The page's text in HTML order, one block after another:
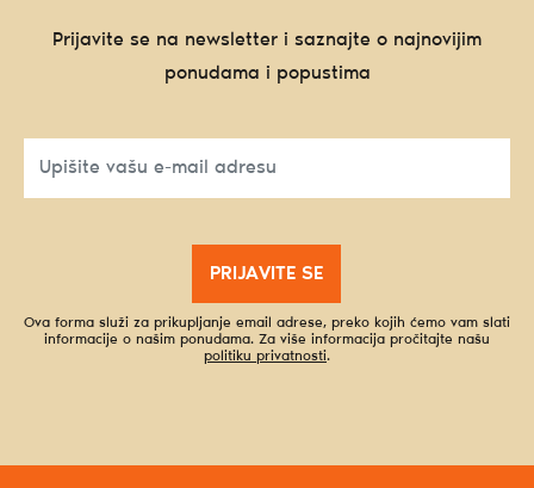
Prijavite se na newsletter i saznajte o najnovijim
ponudama i popustima
PRIJAVITE SE
Ova forma služi za prikupljanje email adrese, preko kojih ćemo vam slati
informacije o našim ponudama. Za više informacija pročitajte našu
politiku privatnosti.